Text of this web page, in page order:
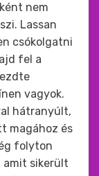
nem
Lassan
csókolgatni
fel a
vagyok.
hátranyúlt,
magához és
folyton
amit sikerült